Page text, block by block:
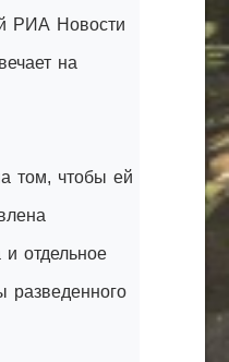
РИА Новости
на
том, чтобы ей
и отдельное